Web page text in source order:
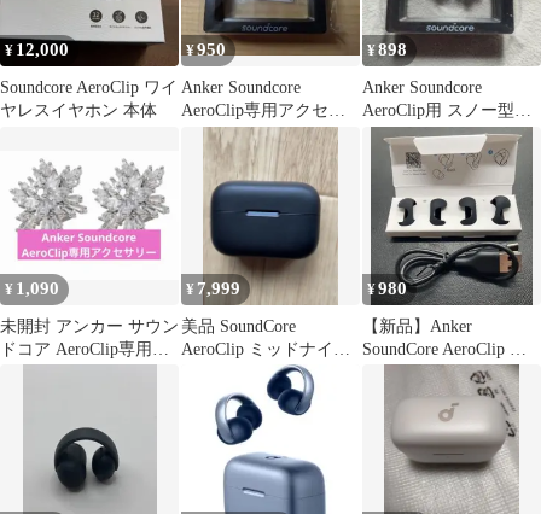
¥ 12,000
Soundcore AeroClip ワイ
ヤレスイヤホン 本体
¥950
Anker Soundcore
AeroClip専用アクセサ
リー スノー
¥898
Anker Soundcore
AeroClip用 スノー型ア
クセサリー
¥ 1,090
未開封 アンカー サウン
ドコア AeroClip専用ア
¥ 7,999
美品 SoundCore
AeroClip ミッドナイト
ブラック 充電ケース
¥980
【新品】Anker
SoundCore AeroClip イ
ヤーカフ&充電コード